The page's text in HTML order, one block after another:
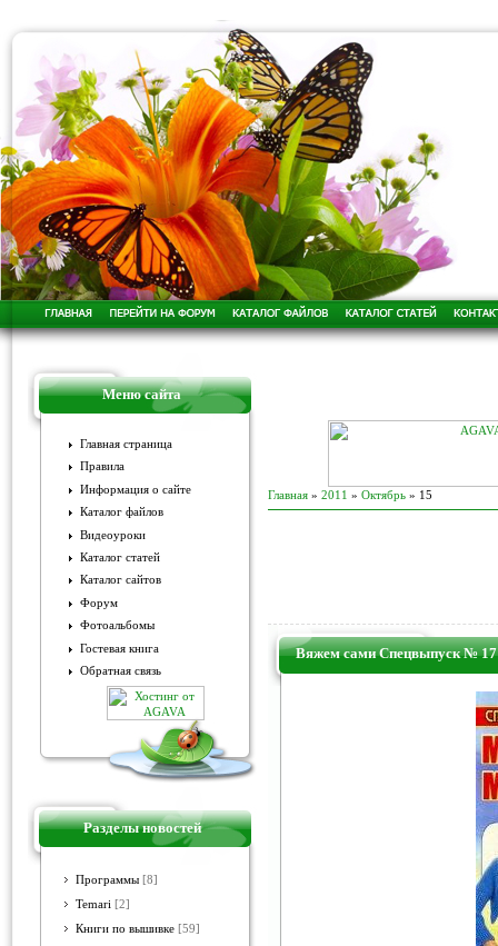
Меню сайта
Главная страница
Правила
Информация о сайте
Каталог файлов
Видеоуроки
Каталог статей
Каталог сайтов
Форум
Фотоальбомы
Гостевая книга
Обратная связь
Разделы новостей
Программы [8]
Temari [2]
Книги по вышивке [59]
Главная » 2011 » Октябрь » 15
Вяжем сами Спецвыпуск № 17